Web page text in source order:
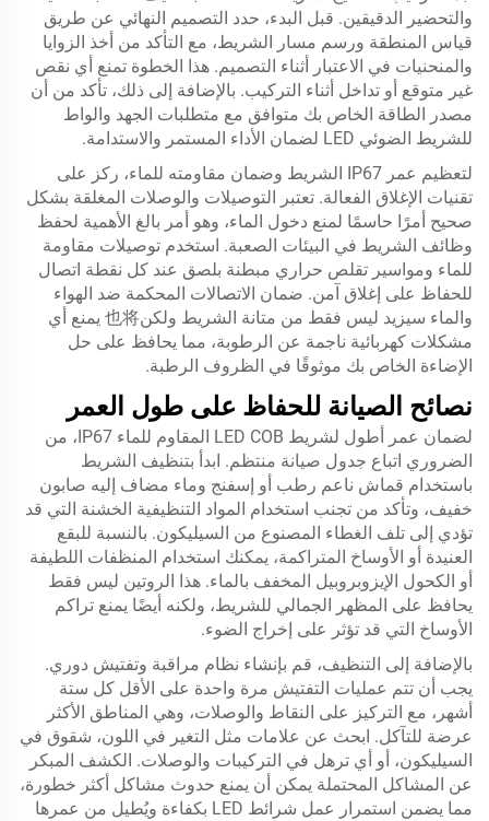
والتحضير الدقيقين. قبل البدء، حدد التصميم النهائي عن طريق
قياس المنطقة ورسم مسار الشريط، مع التأكد من أخذ الزوايا
والمنحنيات في الاعتبار أثناء التصميم. هذا الخطوة تمنع أي نقص
غير متوقع أو تداخل أثناء التركيب. بالإضافة إلى ذلك، تأكد من أن
مصدر الطاقة الخاص بك متوافق مع متطلبات الجهد والواط
للشريط الضوئي LED لضمان الأداء المستمر والاستدامة.
لتعظيم عمر IP67 الشريط وضمان مقاومته للماء، ركز على
تقنيات الإغلاق الفعالة. تعتبر التوصيلات والوصلات المغلقة بشكل
صحيح أمرًا حاسمًا لمنع دخول الماء، وهو أمر بالغ الأهمية لحفظ
وظائف الشريط في البيئات الصعبة. استخدم توصيلات مقاومة
للماء ومواسير تقلص حراري مبطنة بلصق عند كل نقطة اتصال
للحفاظ على إغلاق آمن. ضمان الاتصالات المحكمة ضد الهواء
والماء سيزيد ليس فقط من متانة الشريط ولكن也将 يمنع أي
مشكلات كهربائية ناجمة عن الرطوبة، مما يحافظ على حل
الإضاءة الخاص بك موثوقًا في الظروف الرطبة.
نصائح الصيانة للحفاظ على طول العمر
لضمان عمر أطول لشريط LED COB المقاوم للماء IP67، من
الضروري اتباع جدول صيانة منتظم. ابدأ بتنظيف الشريط
باستخدام قماش ناعم رطب أو إسفنج وماء مضاف إليه صابون
خفيف، وتأكد من تجنب استخدام المواد التنظيفية الخشنة التي قد
تؤدي إلى تلف الغطاء المصنوع من السيليكون. بالنسبة للبقع
العنيدة أو الأوساخ المتراكمة، يمكنك استخدام المنظفات اللطيفة
أو الكحول الإيزوبروبيل المخفف بالماء. هذا الروتين ليس فقط
يحافظ على المظهر الجمالي للشريط، ولكنه أيضًا يمنع تراكم
الأوساخ التي قد تؤثر على إخراج الضوء.
بالإضافة إلى التنظيف، قم بإنشاء نظام مراقبة وتفتيش دوري.
يجب أن تتم عمليات التفتيش مرة واحدة على الأقل كل ستة
أشهر، مع التركيز على النقاط والوصلات، وهي المناطق الأكثر
عرضة للتآكل. ابحث عن علامات مثل التغير في اللون، شقوق في
السيليكون، أو أي ترهل في التركيبات والوصلات. الكشف المبكر
عن المشاكل المحتملة يمكن أن يمنع حدوث مشاكل أكثر خطورة،
مما يضمن استمرار عمل شرائط LED بكفاءة ويُطيل من عمرها